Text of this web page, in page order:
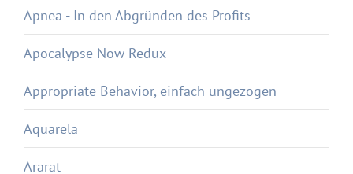
Apnea - In den Abgründen des Profits
Apocalypse Now Redux
Appropriate Behavior, einfach ungezogen
Aquarela
Ararat